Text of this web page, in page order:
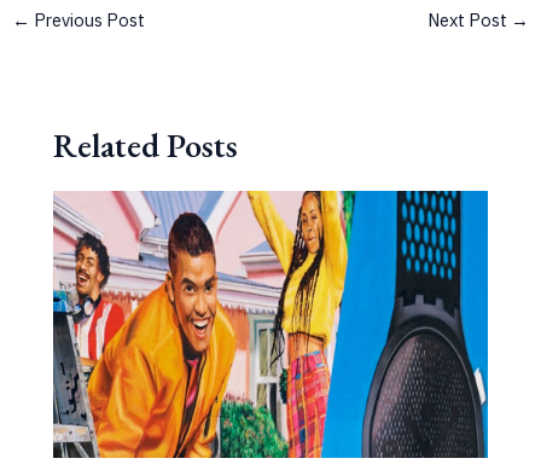
Post
← Previous Post Next Post →
Related Posts